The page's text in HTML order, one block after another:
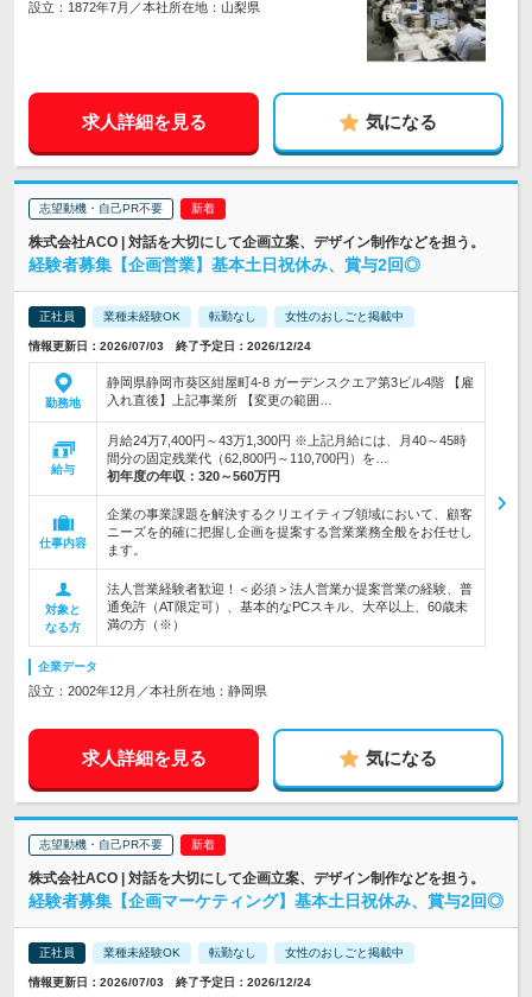
設立：1872年7月／本社所在地：山梨県
求人詳細を見る 気になる
志望動機・自己PR不要
株式会社ACO | 対話を大切にして企画立案、デザイン制作などを担う。
経験者募集【企画営業】基本土日祝休み、賞与2回◎
正社員 業種未経験OK 転勤なし 女性のおしごと掲載中
情報更新日：2026/07/03 終了予定日：2026/12/24
勤務地
静岡県静岡市葵区紺屋町4-8 ガーデンスクエア第3ビル4階 【雇
入れ直後】上記事業所 【変更の範囲…
給与
月給24万7,400円～43万1,300円 ※上記月給には、月40～45時
間分の固定残業代（62,800円～110,700円）を…
初年度の年収： 320～560万円
仕事内容
企業の事業課題を解決するクリエイティブ領域において、顧客
ニーズを的確に把握し企画を提案する営業業務全般をお任せし
ます。
対象と
なる方
法人営業経験者歓迎！＜必須＞法人営業か提案営業の経験、普
通免許（AT限定可）、基本的なPCスキル、大卒以上、60歳未
満の方（※）
企業データ
設立：2002年12月／本社所在地：静岡県
求人詳細を見る 気になる
志望動機・自己PR不要
株式会社ACO | 対話を大切にして企画立案、デザイン制作などを担う。
経験者募集【企画マーケティング】基本土日祝休み、賞与2回◎
正社員 業種未経験OK 転勤なし 女性のおしごと掲載中
情報更新日：2026/07/03 終了予定日：2026/12/24